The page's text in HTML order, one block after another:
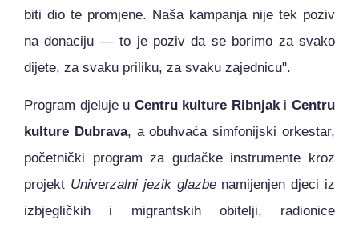
biti dio te promjene. Naša kampanja nije tek poziv
na donaciju — to je poziv da se borimo za svako
dijete, za svaku priliku, za svaku zajednicu".
Program djeluje u Centru kulture RibnjakiCentru
kulture Dubrava, a obuhvaća simfonijski orkestar,
početnički program za gudačke instrumente kroz
projekt Univerzalni jezik glazbenamijenjen djeci iz
izbjegličkih i migrantskih obitelji, radionice